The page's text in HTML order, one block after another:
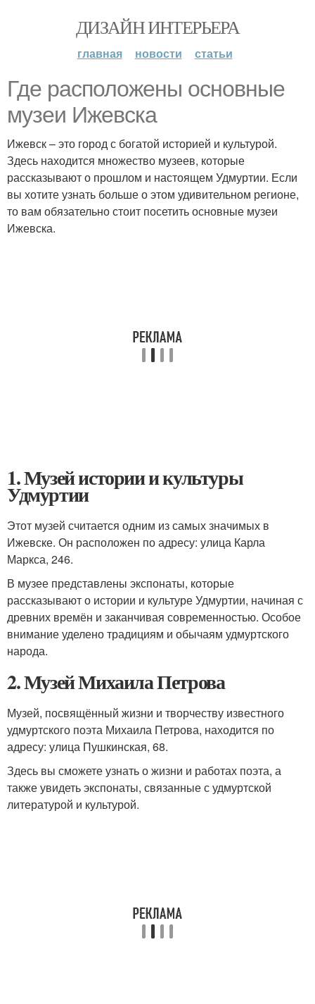
ДИЗАЙН ИНТЕРЬЕРА
главная новости статьи
Где расположены основные
музеи Ижевска
Ижевск – это город с богатой историей и культурой.
Здесь находится множество музеев, которые
рассказывают о прошлом и настоящем Удмуртии. Если
вы хотите узнать больше о этом удивительном регионе,
то вам обязательно стоит посетить основные музеи
Ижевска.
1. Музей истории и культуры
Удмуртии
Этот музей считается одним из самых значимых в
Ижевске. Он расположен по адресу: улица Карла
Маркса, 246.
В музее представлены экспонаты, которые
рассказывают о истории и культуре Удмуртии, начиная с
древних времён и заканчивая современностью. Особое
внимание уделено традициям и обычаям удмуртского
народа.
2. Музей Михаила Петрова
Музей, посвящённый жизни и творчеству известного
удмуртского поэта Михаила Петрова, находится по
адресу: улица Пушкинская, 68.
Здесь вы сможете узнать о жизни и работах поэта, а
также увидеть экспонаты, связанные с удмуртской
литературой и культурой.